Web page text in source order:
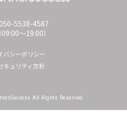
5538-4587
09:00〜19:00）
バシーポリシー
キュリティ方針
All Rights Reserved.